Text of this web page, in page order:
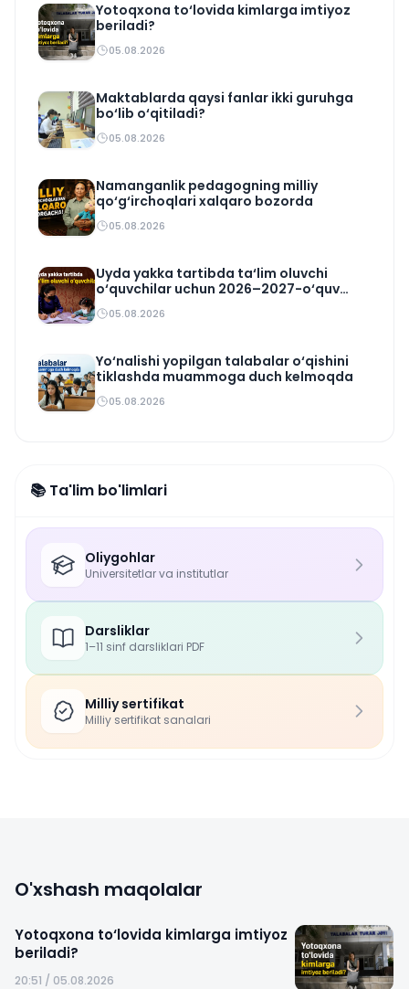
Yotoqxona to‘lovida kimlarga imtiyoz
beriladi?
05.08.2026
Maktablarda qaysi fanlar ikki guruhga
bo‘lib o‘qitiladi?
05.08.2026
Namanganlik pedagogning milliy
qo‘g‘irchoqlari xalqaro bozorda
05.08.2026
Uyda yakka tartibda ta‘lim oluvchi
o‘quvchilar uchun 2026–2027-o‘quv
rejasi tasdiqlandi
05.08.2026
Yo‘nalishi yopilgan talabalar o‘qishini
tiklashda muammoga duch kelmoqda
05.08.2026
📚 Ta'lim bo'limlari
Oliygohlar
Universitetlar va institutlar
Darsliklar
1–11 sinf darsliklari PDF
Milliy sertifikat
Milliy sertifikat sanalari
O'xshash maqolalar
Yotoqxona to‘lovida kimlarga imtiyoz
beriladi?
20:51 / 05.08.2026